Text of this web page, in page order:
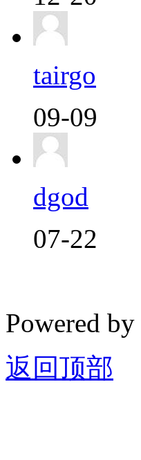
tairgo
09-09
dgod
07-22
Powered by
返回顶部